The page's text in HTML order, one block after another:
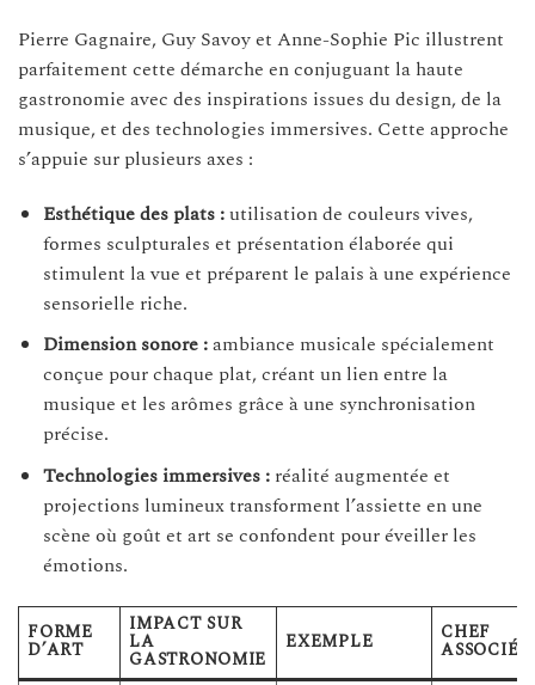
Pierre Gagnaire, Guy Savoy et Anne-Sophie Pic illustrent
parfaitement cette démarche en conjuguant la haute
gastronomie avec des inspirations issues du design, de la
musique, et des technologies immersives. Cette approche
s’appuie sur plusieurs axes :
Esthétique des plats :utilisation de couleurs vives,
formes sculpturales et présentation élaborée qui
stimulent la vue et préparent le palais à une expérience
sensorielle riche.
Dimension sonore :ambiance musicale spécialement
conçue pour chaque plat, créant un lien entre la
musique et les arômes grâce à une synchronisation
précise.
Technologies immersives :réalité augmentée et
projections lumineux transforment l’assiette en une
scène où goût et art se confondent pour éveiller les
émotions.
FORME
D’ART
IMPACT SUR
LA
GASTRONOMIE
EXEMPLE CHEF
ASSOCIÉ